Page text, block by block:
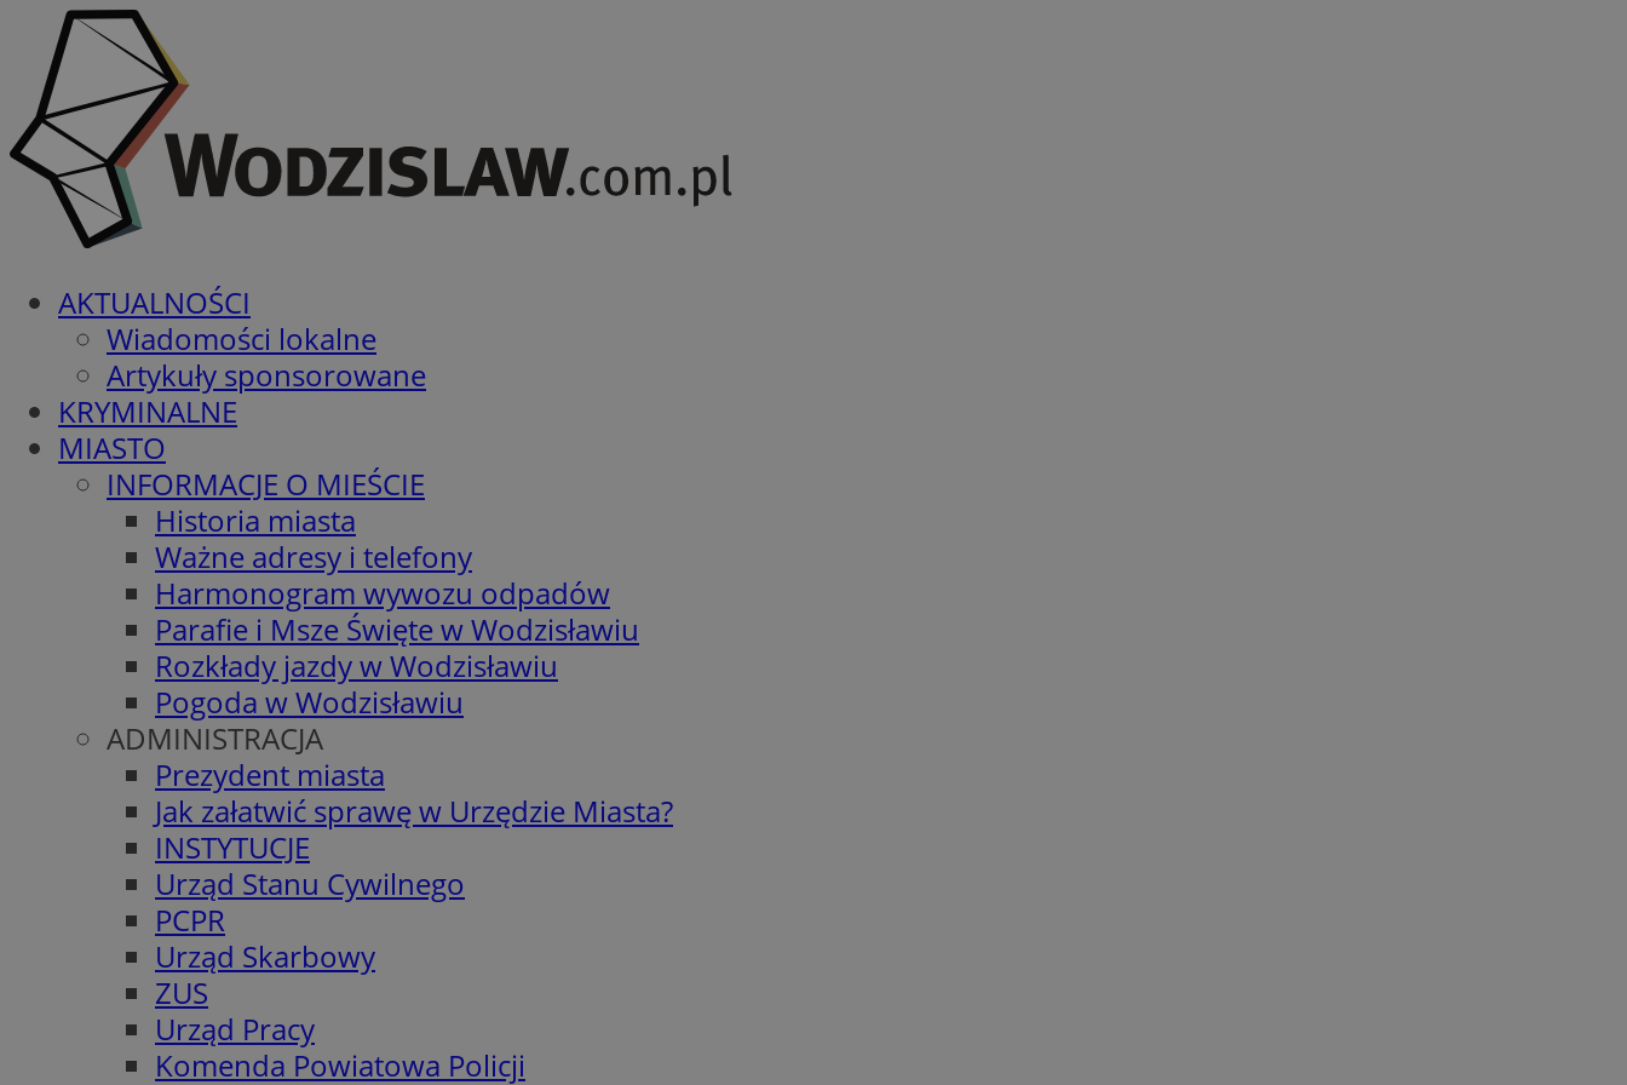
AKTUALNOŚCI
Wiadomości lokalne
Artykuły sponsorowane
KRYMINALNE
MIASTO
INFORMACJE O MIEŚCIE
Historia miasta
Ważne adresy i telefony
Harmonogram wywozu odpadów
Parafie i Msze Święte w Wodzisławiu
Rozkłady jazdy w Wodzisławiu
Pogoda w Wodzisławiu
ADMINISTRACJA
Prezydent miasta
Jak załatwić sprawę w Urzędzie Miasta?
INSTYTUCJE
Urząd Stanu Cywilnego
PCPR
Urząd Skarbowy
ZUS
Urząd Pracy
Komenda Powiatowa Policji